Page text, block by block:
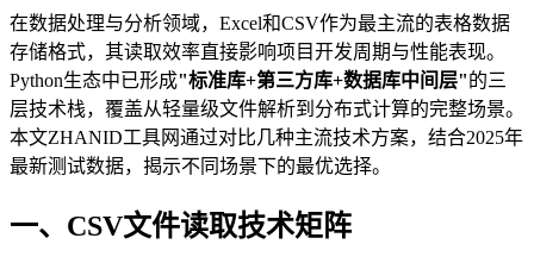
在数据处理与分析领域，Excel和CSV作为最主流的表格数据
存储格式，其读取效率直接影响项目开发周期与性能表现。
Python生态中已形成"标准库+第三方库+数据库中间层"的三
层技术栈，覆盖从轻量级文件解析到分布式计算的完整场景。
本文ZHANID工具网通过对比几种主流技术方案，结合2025年
最新测试数据，揭示不同场景下的最优选择。
一、CSV文件读取技术矩阵